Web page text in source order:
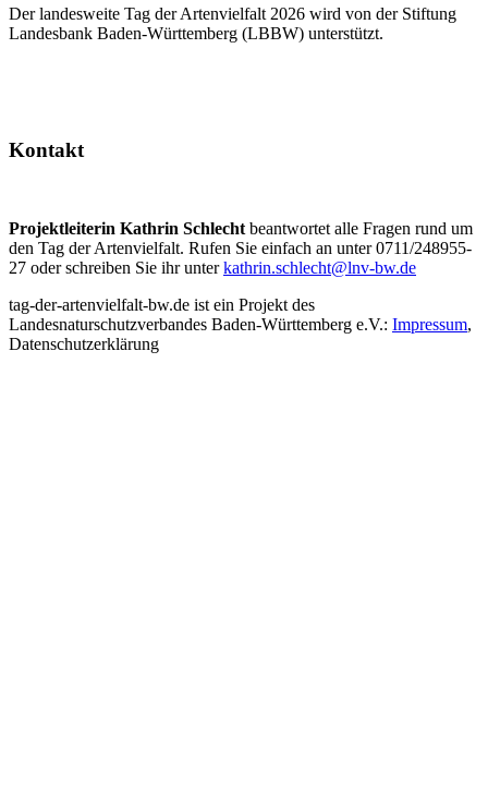
Der landesweite Tag der Artenvielfalt 2026 wird von der Stiftung
Landesbank Baden-Württemberg (LBBW) unterstützt.
Kontakt
Projektleiterin Kathrin Schlecht beantwortet alle Fragen rund um
den Tag der Artenvielfalt. Rufen Sie einfach an unter 0711/248955-
27 oder schreiben Sie ihr unterkathrin.schlecht@lnv-bw.de
tag-der-artenvielfalt-bw.de ist ein Projekt des
Landesnaturschutzverbandes Baden-Württemberg e.V.: Impressum,
Datenschutzerklärung